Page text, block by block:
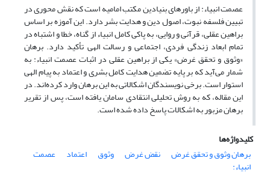
عصمت انبیاء: از باورهای بنیادین مکتب امامیه است که نقش محوری در
تبیین فلسفه نبوت، اصول دین و هدایت بشر دارد. این آموزه بر اساس
براهین عقلی، قرآنی و روایی، به پاکی کامل انبیاء از گناه، خطا و اشتباه در
تمام ابعاد زندگی فردی، اجتماعی و رسالت الهی تأکید دارد. برهان
«وثوق و تحقق غرض» یکی از براهین عقلی در اثبات عصمت انبیاء: به
شمار می‌آید که بر پایه تضمین هدایت کامل بشری و اعتماد به پیام الهی
استوار است. برخی نویسندگان اشکالاتی به این برهان وارد کرده‌اند. در
این مقاله، که به روش تحلیلی انتقادی سامان یافته است، پس از تقریر
برهان مزبور به اشکالات پاسخ داده شده است.
کلیدواژه‌ها
برهان وثوق و تحقق غرض
نقض غرض وثوق اعتماد عصمت
انبیاء: